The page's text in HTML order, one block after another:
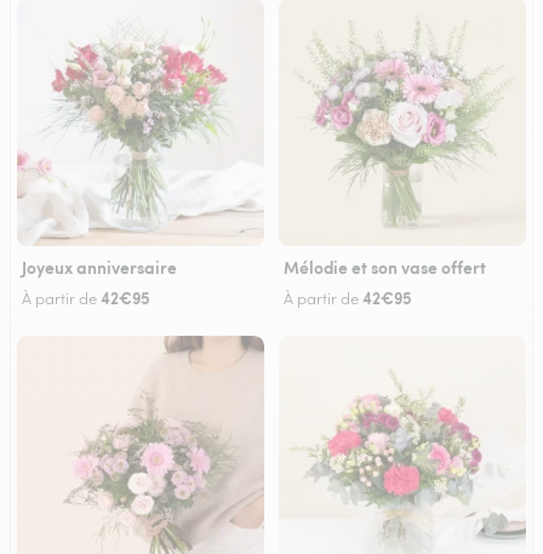
Joyeux anniversaire
À partir de42€95
Mélodie et son vase offert
À partir de42€95